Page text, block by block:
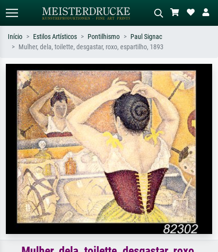
Pesquise por artista, título ou estilo –
ex: Monet, Noite Estrelada,
impressionismo, onda de Hokusai, nu.
Descreva a cena – ex: prado verde,
abstrato com muito vermelho, pintura
a óleo escura, nu em pé ao lado de
uma árvore.
Início Estilos Artísticos Pontilhismo
Paul Signac
Mulher, dela, toilette, desgastar, roxo, espartilho, 1893